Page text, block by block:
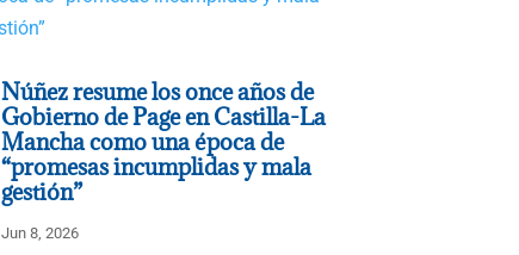
Núñez resume los once años de
Gobierno de Page en Castilla-La
Mancha como una época de
“promesas incumplidas y mala
gestión”
Jun 8, 2026